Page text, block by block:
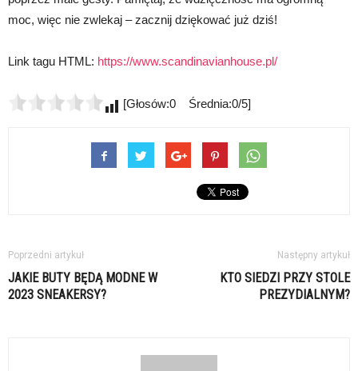
moc, więc nie zwlekaj – zacznij dziękować już dziś!
Link tagu HTML: https://www.scandinavianhouse.pl/
[Głosów:0 Średnia:0/5]
Poprzedni artykuł
JAKIE BUTY BĘDĄ MODNE W
2023 SNEAKERSY?
Następny artykuł
KTO SIEDZI PRZY STOLE
PREZYDIALNYM?